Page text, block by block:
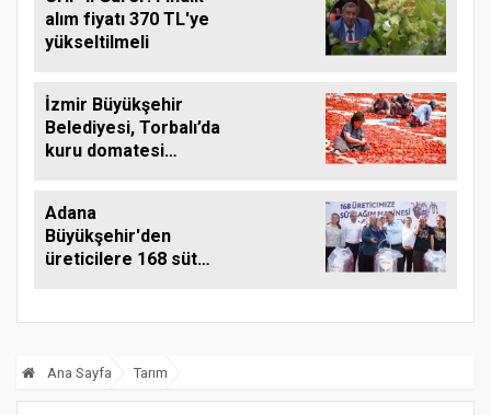
alım fiyatı 370 TL'ye
yükseltilmeli
İzmir Büyükşehir
Belediyesi, Torbalı’da
kuru domatesi
Adana
Büyükşehir'den
üreticilere 168 süt
Ana Sayfa Tarım